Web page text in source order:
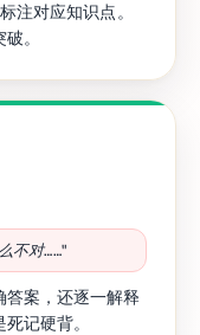
注对应知识点。
。
不对……"
案，还逐一解释
记硬背。